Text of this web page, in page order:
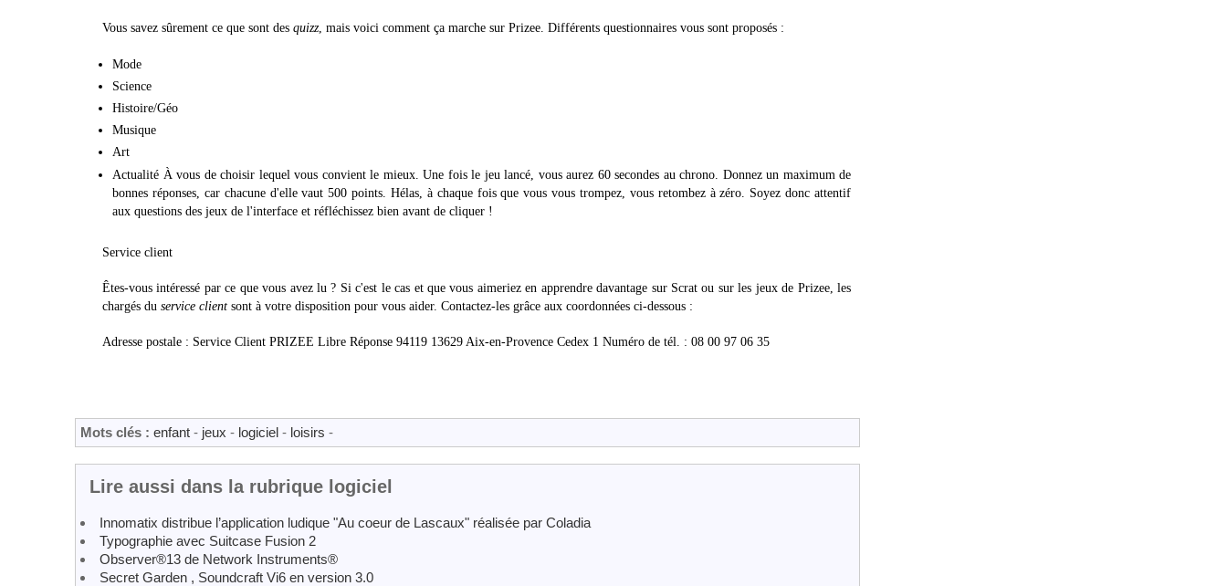
Vous savez sûrement ce que sont des quizz, mais voici comment ça marche sur Prizee. Différents questionnaires vous sont proposés :
Mode
Science
Histoire/Géo
Musique
Art
Actualité À vous de choisir lequel vous convient le mieux. Une fois le jeu lancé, vous aurez 60 secondes au chrono. Donnez un maximum de
bonnes réponses, car chacune d'elle vaut 500 points. Hélas, à chaque fois que vous vous trompez, vous retombez à zéro. Soyez donc attentif
aux questions des jeux de l'interface et réfléchissez bien avant de cliquer !
Service client
Êtes-vous intéressé par ce que vous avez lu ? Si c'est le cas et que vous aimeriez en apprendre davantage sur Scrat ou sur les jeux de Prizee, les
chargés du service client sont à votre disposition pour vous aider. Contactez-les grâce aux coordonnées ci-dessous :
Adresse postale : Service Client PRIZEE Libre Réponse 94119 13629 Aix-en-Provence Cedex 1 Numéro de tél. : 08 00 97 06 35
Mots clés : enfant - jeux - logiciel - loisirs -
Lire aussi dans la rubrique logiciel
Innomatix distribue l’application ludique "Au coeur de Lascaux" réalisée par Coladia
Typographie avec Suitcase Fusion 2
Observer®13 de Network Instruments®
Secret Garden , Soundcraft Vi6 en version 3.0